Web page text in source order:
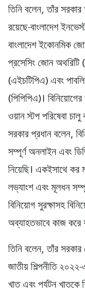
তিনি বলেন, তাঁর
রয়েছে-বাংলাদেশ
বাংলাদেশ ইকোনমিক
প্রসেসিং জোন অথরিটি
(এইচটিপিএ) এবং
(পিপিপিএ)।
ওয়ান স্টপ পরিষেবা চালু
সরকার প্রধান বলেন,
সম্পূর্ণ অনলাইন এবং
নিয়েছি। একইসাথে কর
লভ্যাংশ এবং মূলধন
বিনিয়োগ সুরক্ষাসহ
অব্যাহতভাবে কাজ করে
তিনি বলেন, তাঁর
জাতীয় শিল্পনীতি
খাত এবং পর্যটন খাতকে